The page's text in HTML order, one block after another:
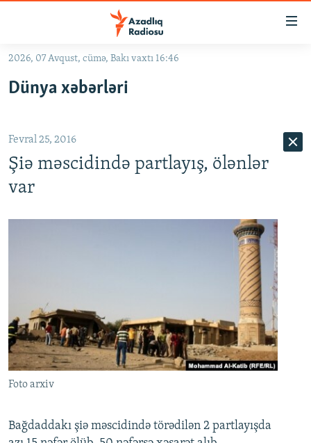
Əsas
qayıt
qayıt
Axtarışa
keç
#İZAHLA
FƏRQƏ BAX
İNFOQRAFIKA
KARIKATURA
AZƏRBAYCAN ƏDƏBIYYATI KITABXANASI
İSLAM VƏ DEMOKRATIYA
MISSIYAMIZ
PEŞƏ ETIKASI VƏ JURNALISTIKA STANDARTLARIMIZ
BIZIMLƏ ƏLAQƏ
BIZI IZLƏ
2026, 07 Avqust, cümə, Bakı vaxtı 16:46
Dünya xəbərləri
Fevral 25, 2016
Şiə məscidində partlayış, ölənlər
var
Foto arxiv
Bağdaddakı şiə məscidində törədilən 2 partlayışda